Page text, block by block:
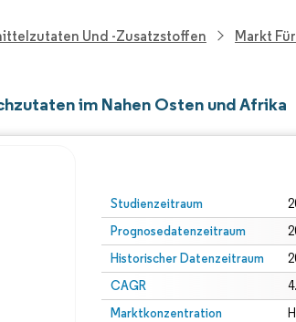
Und -zusatzstoffen Markt
im Nahen Osten und Afrika
Studienzeitraum
Prognosedatenzeitraum
Historischer Datenzeitraum
CAGR
Marktkonzentration